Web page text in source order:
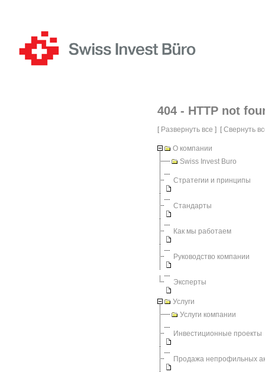
404 - HTTP not
[ Развернуть все ] [ Свернуть
О компании
Swiss Invest Buro
Стратегии и принципы
Стандарты
Как мы работаем
Руководство компании
Эксперты
Услуги
Услуги компании
Инвестиционные проекты
Продажа непрофильных